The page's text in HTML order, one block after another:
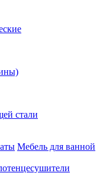
стали
Мебель для ванной